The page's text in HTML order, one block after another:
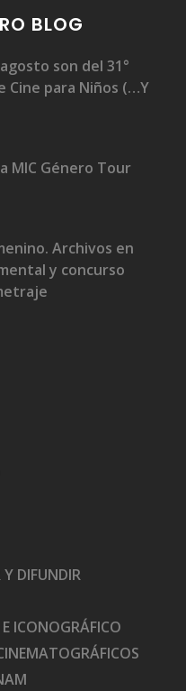
BLOG
son del 31°
Cine para Niños (…Y
MIC Género Tour
Archivos en
y concurso
Y DIFUNDIR
ICONOGRÁFICO